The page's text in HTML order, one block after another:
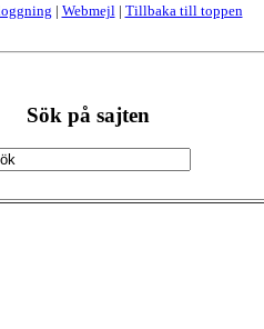
| Webmejl | Tillbaka till toppen
Sök på sajten